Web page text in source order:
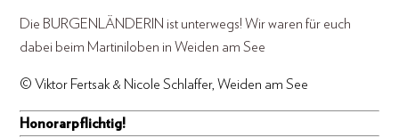
Die BURGENLÄNDERIN ist unterwegs! Wir waren für euch
dabei beim Martiniloben in Weiden am See
© Viktor Fertsak & Nicole Schlaffer, Weiden am See
Honorarpflichtig!